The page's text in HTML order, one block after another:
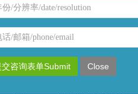
系我方工作人员专向查
以上亚米级高清卫星图，我
区的以下数据：
分辨率的黑白高清影像图
交咨询表单Submit Close